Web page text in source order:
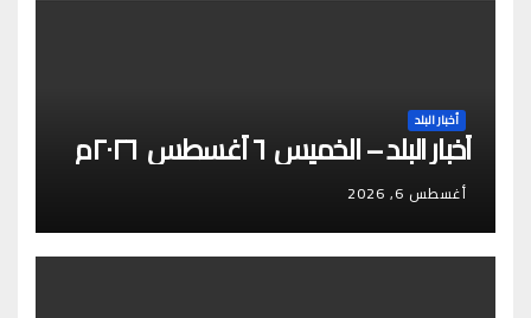
أخبار البلد
أخبار البلد – الخميس ٦ أغسطس ٢٠٢٦م
أغسطس 6, 2026